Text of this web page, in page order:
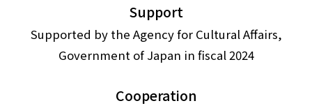
Support
Supported by the Agency for Cultural Affairs,
Government of Japan in fiscal 2024
Cooperation